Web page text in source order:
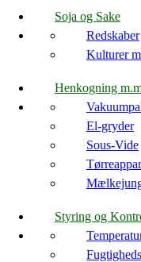
Soja og Sake
Redskaber
Kulturer
Henkogning
El-gryder
Sous-Vide
Styring og